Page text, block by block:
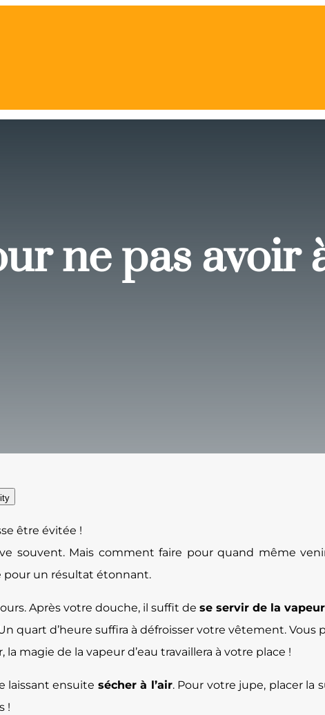
ne pas avoir
être évitée !
souvent. Mais comment faire pour quand même
pour un résultat étonnant.
Après votre douche, il suffit de se servir de la
quart d’heure suffira à défroisser votre vêtement. Vous
magie de la vapeur d’eau travaillera à votre place !
laissant ensuite sécher à l’air. Pour votre jupe, placer la
!